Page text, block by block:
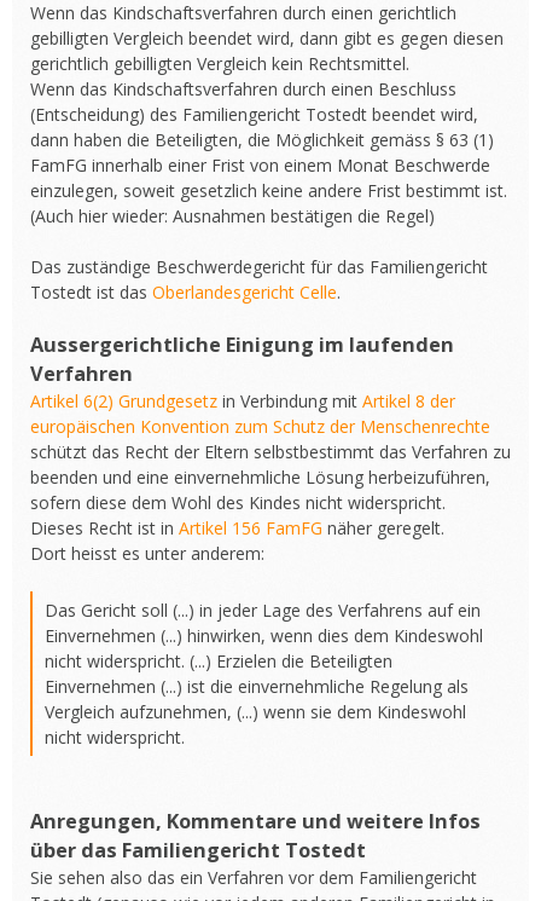
Wenn das Kindschaftsverfahren durch einen gerichtlich
gebilligten Vergleich beendet wird, dann gibt es gegen diesen
gerichtlich gebilligten Vergleich kein Rechtsmittel.
Wenn das Kindschaftsverfahren durch einen Beschluss
(Entscheidung) des Familiengericht Tostedt beendet wird,
dann haben die Beteiligten, die Möglichkeit gemäss § 63 (1)
FamFG innerhalb einer Frist von einem Monat Beschwerde
einzulegen, soweit gesetzlich keine andere Frist bestimmt ist.
(Auch hier wieder: Ausnahmen bestätigen die Regel)
Das zuständige Beschwerdegericht für das Familiengericht
Tostedt ist das Oberlandesgericht Celle.
Aussergerichtliche Einigung im laufenden
Verfahren
Artikel 6(2) Grundgesetz in Verbindung mit Artikel 8 der
europäischen Konvention zum Schutz der Menschenrechte
schützt das Recht der Eltern selbstbestimmt das Verfahren zu
beenden und eine einvernehmliche Lösung herbeizuführen,
sofern diese dem Wohl des Kindes nicht widerspricht.
Dieses Recht ist in Artikel 156 FamFG näher geregelt.
Dort heisst es unter anderem:
Das Gericht soll (...) in jeder Lage des Verfahrens auf ein
Einvernehmen (...) hinwirken, wenn dies dem Kindeswohl
nicht widerspricht. (...) Erzielen die Beteiligten
Einvernehmen (...) ist die einvernehmliche Regelung als
Vergleich aufzunehmen, (...) wenn sie dem Kindeswohl
nicht widerspricht.
Anregungen, Kommentare und weitere Infos
über das Familiengericht Tostedt
Sie sehen also das ein Verfahren vor dem Familiengericht